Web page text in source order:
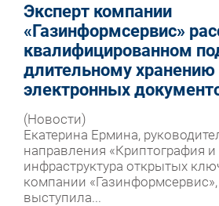
Эксперт компании
«Газинформсервис»
квалифицированном
длительному хранению
электронных
(Новости)
Екатерина Ермина,
направления «Криптография и
инфраструктура открытых
компании
выступила...